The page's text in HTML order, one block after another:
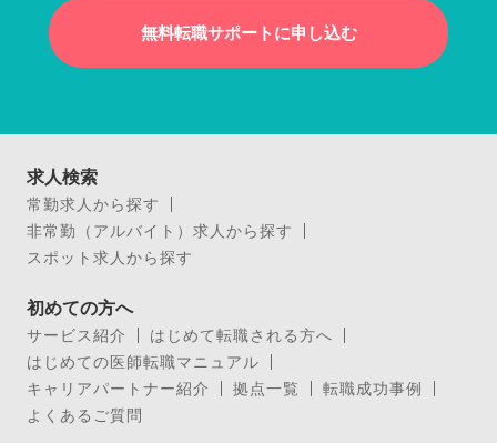
無料転職サポートに申し込む
求人検索
常勤求人から探す
非常勤（アルバイト）求人から探す
スポット求人から探す
初めての方へ
サービス紹介
はじめて転職される方へ
はじめての医師転職マニュアル
キャリアパートナー紹介
拠点一覧
転職成功事例
よくあるご質問